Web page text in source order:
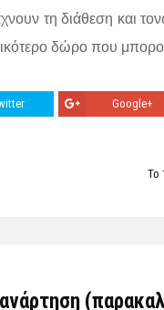
τη διάθεση και
δώρο που
Google+
Το